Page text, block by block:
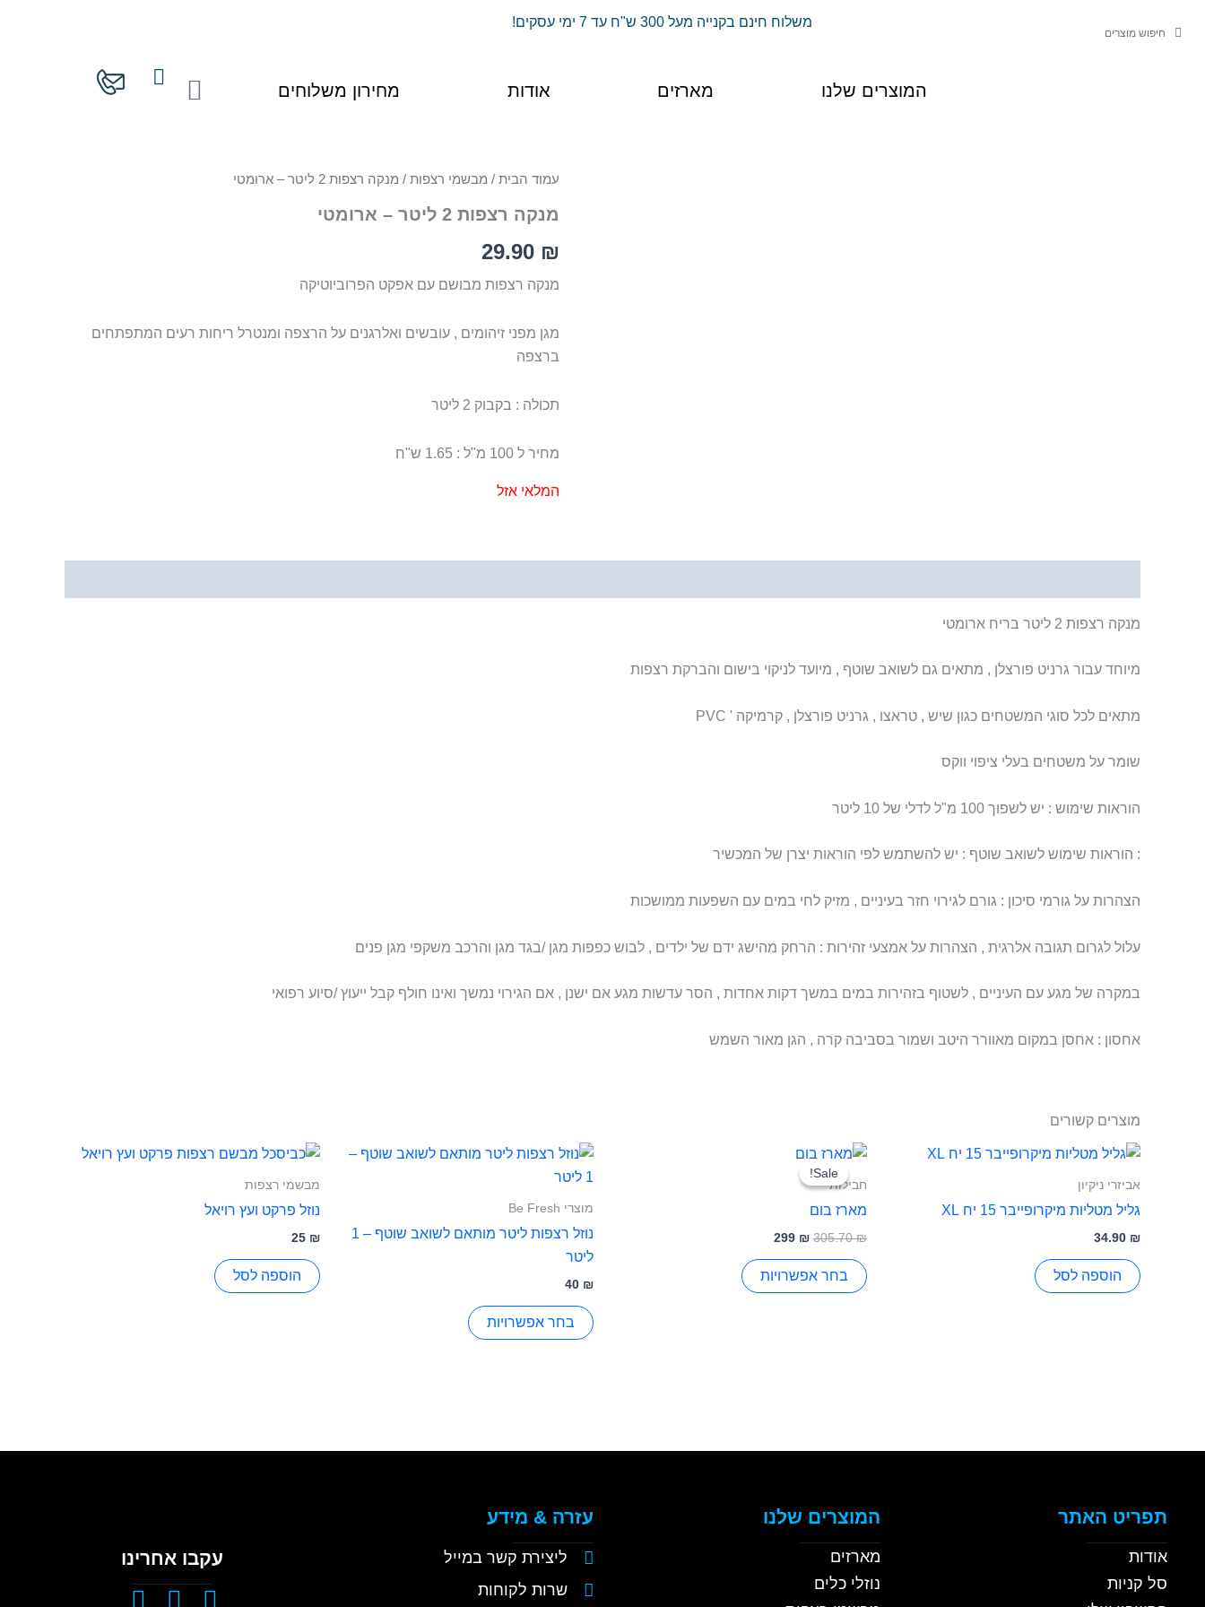
לתוכן
משלוח חינם בקנייה מעל 300 ש"ח עד 7 ימי עסקים!
עגלת
המוצרים שלנו מארזים אודות מחירון משלוחים
עמוד הבית / מבשמי רצפות / מנקה רצפות 2 ליטר – ארומטי
מנקה רצפות 2 ליטר – ארומטי
29.90 ₪
מנקה רצפות מבושם עם אפקט הפרוביוטיקה
מגן מפני זיהומים , עובשים ואלרגנים על הרצפה ומנטרל ריחות רעים המתפתחים
ברצפה
תכולה : בקבוק 2 ליטר
מחיר ל 100 מ"ל : 1.65 ש"ח
המלאי אזל
מנקה רצפות 2 ליטר בריח ארומטי
מיוחד עבור גרניט פורצלן , מתאים גם לשואב שוטף , מיועד לניקוי בישום והברקת רצפות
מתאים לכל סוגי המשטחים כגון שיש , טראצו , גרניט פורצלן , קרמיקה ' PVC
שומר על משטחים בעלי ציפוי ווקס
הוראות שימוש : יש לשפוך 100 מ"ל לדלי של 10 ליטר
: הוראות שימוש לשואב שוטף : יש להשתמש לפי הוראות יצרן של המכשיר
הצהרות על גורמי סיכון : גורם לגירוי חזר בעיניים , מזיק לחי במים עם השפעות ממושכות
עלול לגרום תגובה אלרגית , הצהרות על אמצעי זהירות : הרחק מהישג ידם של ילדים , לבוש כפפות מגן /בגד מגן והרכב משקפי מגן פנים
במקרה של מגע עם העיניים , לשטוף בזהירות במים במשך דקות אחדות , הסר עדשות מגע אם ישנן , אם הגירוי נמשך ואינו חולף קבל ייעוץ /סיוע רפואי
אחסון : אחסן במקום מאוורר היטב ושמור בסביבה קרה , הגן מאור השמש
מוצרים קשורים
אביזרי ניקיון
גליל מטליות מיקרופייבר 15 יח XL
34.90 ₪
הוספה לסל
Sale!
Sale!
חבילות
מארז בום
305.70₪
המחיר
היה:
299 ₪
בחר אפשרויות
ניתן
מוצרי Be Fresh
נוזל רצפות ליטר מותאם לשואב שוטף – 1
ליטר
40 ₪
בחר אפשרויות
למוצר
את
מבשמי רצפות
נוזל פרקט ועץ רויאל
25 ₪
הוספה לסל
תפריט האתר
אודות
סל קניות
המוצרים שלנו
מארזים
נוזלי כלים
עזרה & מידע
ליצירת קשר במייל
שרות לקוחות
עקבו אחרינו